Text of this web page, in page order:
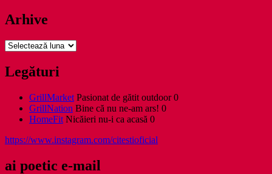
Arhive
Arhive
Legături
GrillMarket Pasionat de gătit outdoor 0
GrillNation Bine că nu ne-am ars! 0
HomeFit Nicăieri nu-i ca acasă 0
https://www.instagram.com/citestioficial
ai poetic e-mail